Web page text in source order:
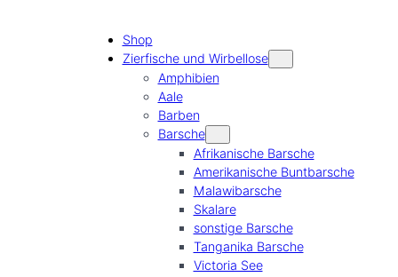
Shop
Zierfische und Wirbellose
Amphibien
Aale
Barben
Barsche
Afrikanische Barsche
Amerikanische Buntbarsche
Malawibarsche
Skalare
sonstige Barsche
Tanganika Barsche
Victoria See